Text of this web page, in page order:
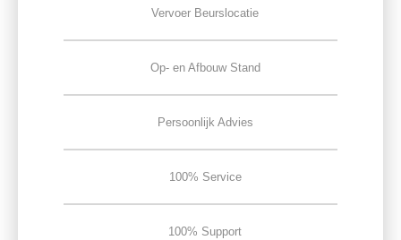
Vervoer Beurslocatie
Op- en Afbouw Stand
Persoonlijk Advies
100% Service
100% Support